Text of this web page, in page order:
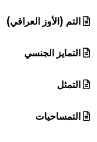
التم (الأوز العراقي)
التمايز الجنسي
التمثل
التمساحيات